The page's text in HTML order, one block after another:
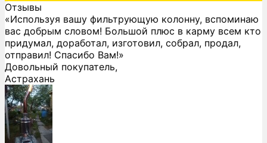
Отзывы
«Используя вашу фильтрующую колонну, вспоминаю
вас добрым словом! Большой плюс в карму всем кто
придумал, доработал, изготовил, собрал, продал,
отправил! Спасибо Вам!»
Довольный покупатель,
Астрахань